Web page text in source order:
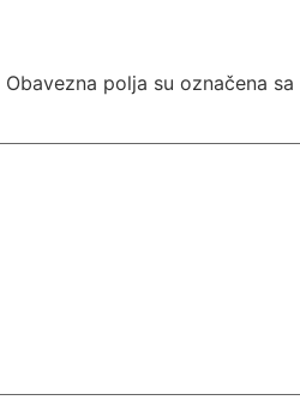
Obavezna polja su označena sa